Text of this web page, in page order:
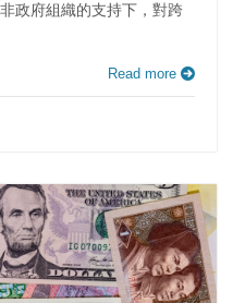
政府組織的支持下，對跨
Read more